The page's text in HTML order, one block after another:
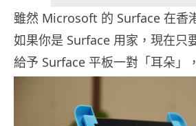
雖然 Microsoft 的 Surface 在香
如果你是 Surface 用家，現在只
給予 Surface 平板一對「耳朵」